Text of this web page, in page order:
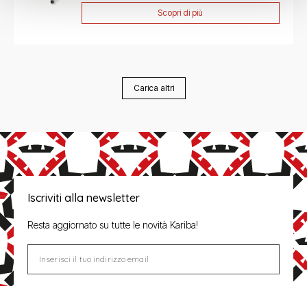
Scopri di più
Carica altri
Iscriviti alla newsletter
Resta aggiornato su tutte le novità Kariba!
Inserisci il tuo indirizzo email